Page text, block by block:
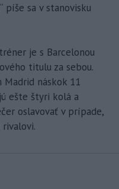
“ píše sa v stanovisku
je s Barcelonou
titulu za sebou.
Madrid náskok 11
ešte štyri kolá a
oslavovať v prípade,